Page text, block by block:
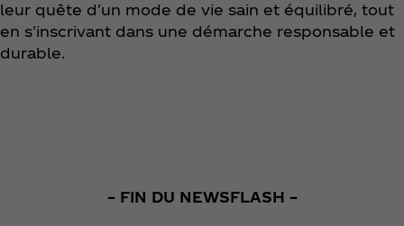
leur quête d'un mode de vie sain et équilibré, tout
en s'inscrivant dans une démarche responsable et
durable.
– FIN DU NEWSFLASH –